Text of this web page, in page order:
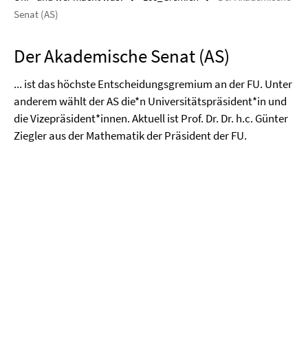
Senat (AS)
Der Akademische Senat (AS)
... ist das höchste Entscheidungsgremium an der FU. Unter
anderem wählt der AS die*n Universitätspräsident*in und
die Vizepräsident*innen. Aktuell ist Prof. Dr. Dr. h.c. Günter
Ziegler aus der Mathematik der Präsident der FU.